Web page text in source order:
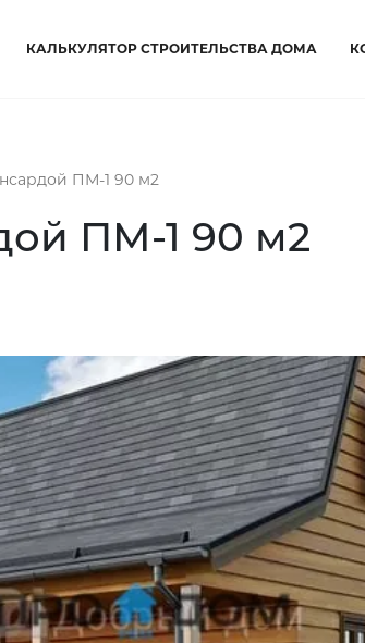
КАЛЬКУЛЯТОР СТРОИТЕЛЬСТВА ДОМА
ПМ-1 90 м2
ПМ-1 90 м2